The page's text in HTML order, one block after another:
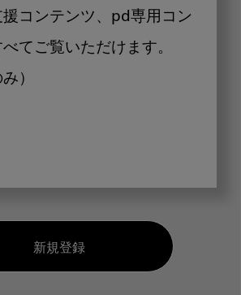
コンテンツ、pd専用コン
てご覧いただけます。
）
新規登録